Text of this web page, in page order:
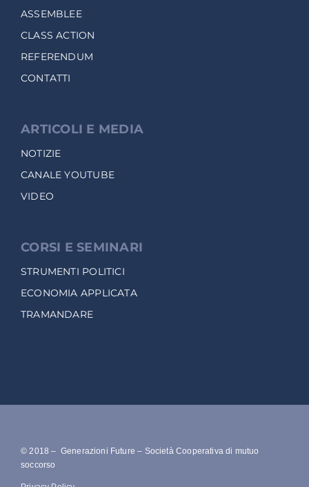
ASSEMBLEE
CLASS ACTION
REFERENDUM
CONTATTI
ARTICOLI E MEDIA
NOTIZIE
CANALE YOUTUBE
VIDEO
CORSI E SEMINARI
STRUMENTI POLITICI
ECONOMIA APPLICATA
TRAMANDARE
© 2018 – Generazioni Future – Società Cooperativa di mutuo
soccorso